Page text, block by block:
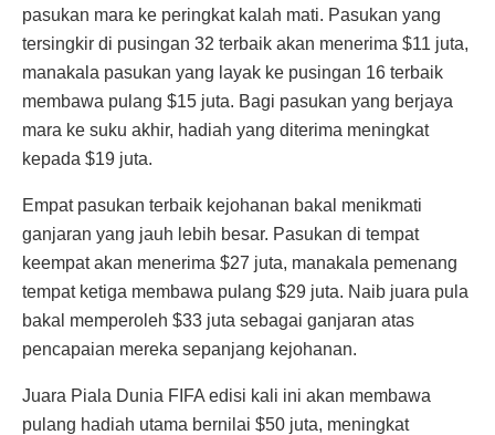
pasukan mara ke peringkat kalah mati. Pasukan yang
tersingkir di pusingan 32 terbaik akan menerima $11 juta,
manakala pasukan yang layak ke pusingan 16 terbaik
membawa pulang $15 juta. Bagi pasukan yang berjaya
mara ke suku akhir, hadiah yang diterima meningkat
kepada $19 juta.
Empat pasukan terbaik kejohanan bakal menikmati
ganjaran yang jauh lebih besar. Pasukan di tempat
keempat akan menerima $27 juta, manakala pemenang
tempat ketiga membawa pulang $29 juta. Naib juara pula
bakal memperoleh $33 juta sebagai ganjaran atas
pencapaian mereka sepanjang kejohanan.
Juara Piala Dunia FIFA edisi kali ini akan membawa
pulang hadiah utama bernilai $50 juta, meningkat